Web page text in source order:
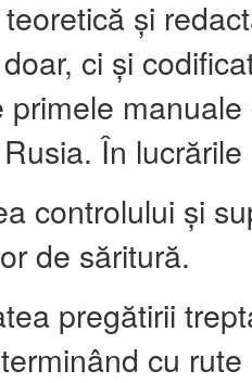
și
ci și
primele
În
controlului și
de săritură.
pregătirii
cu